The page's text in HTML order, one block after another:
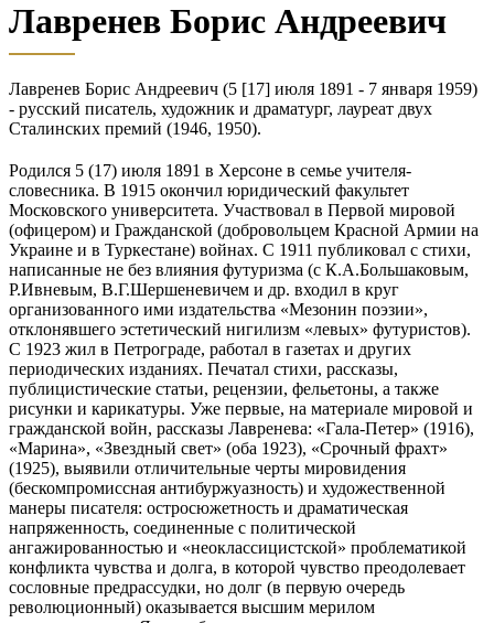
Лавренев Борис Андреевич
Лавренев Борис Андреевич (5 [17] июля 1891 - 7 января 1959)
- русский писатель, художник и драматург, лауреат двух
Сталинских премий (1946, 1950).
Родился 5 (17) июля 1891 в Херсоне в семье учителя-
словесника. В 1915 окончил юридический факультет
Московского университета. Участвовал в Первой мировой
(офицером) и Гражданской (добровольцем Красной Армии на
Украине и в Туркестане) войнах. С 1911 публиковал с стихи,
написанные не без влияния футуризма (с К.А.Большаковым,
Р.Ивневым, В.Г.Шершеневичем и др. входил в круг
организованного ими издательства «Мезонин поэзии»,
отклонявшего эстетический нигилизм «левых» футуристов).
С 1923 жил в Петрограде, работал в газетах и других
периодических изданиях. Печатал стихи, рассказы,
публицистические статьи, рецензии, фельетоны, а также
рисунки и карикатуры. Уже первые, на материале мировой и
гражданской войн, рассказы Лавренева: «Гала-Петер» (1916),
«Марина», «Звездный свет» (оба 1923), «Срочный фрахт»
(1925), выявили отличительные черты мировидения
(бескомпромиссная антибуржуазность) и художественной
манеры писателя: остросюжетность и драматическая
напряженность, соединенные с политической
ангажированностью и «неоклассицистской» проблематикой
конфликта чувства и долга, в которой чувство преодолевает
сословные предрассудки, но долг (в первую очередь
революционный) оказывается высшим мерилом